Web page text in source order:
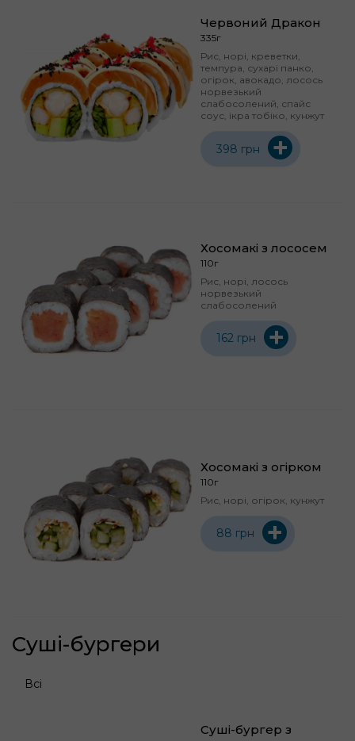
Червоний Дракон
335г
Рис, норі, креветки,
темпура, сухарі панко,
огірок, авокадо, лосось
норвезький
слабосолений, спайс
соус, ікра тобіко, кунжут
398 грн +
Хосомакі з лососем
110г
Рис, норі, лосось
норвезький
слабосолений
162 грн +
Хосомакі з огірком
110г
Рис, норі, огірок, кунжут
88 грн +
Суші-бургери
Всі
Суші-бургер з